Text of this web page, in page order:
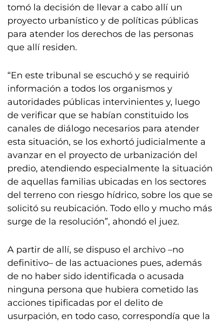
tomó la decisión de llevar a cabo allí un
proyecto urbanístico y de políticas públicas
para atender los derechos de las personas
que allí residen.
“En este tribunal se escuchó y se requirió
información a todos los organismos y
autoridades públicas intervinientes y, luego
de verificar que se habían constituido los
canales de diálogo necesarios para atender
esta situación, se los exhortó judicialmente a
avanzar en el proyecto de urbanización del
predio, atendiendo especialmente la situación
de aquellas familias ubicadas en los sectores
del terreno con riesgo hídrico, sobre los que se
solicitó su reubicación. Todo ello y mucho más
surge de la resolución”, ahondó el juez.
A partir de allí, se dispuso el archivo –no
definitivo– de las actuaciones pues, además
de no haber sido identificada o acusada
ninguna persona que hubiera cometido las
acciones tipificadas por el delito de
usurpación, en todo caso, correspondía que la